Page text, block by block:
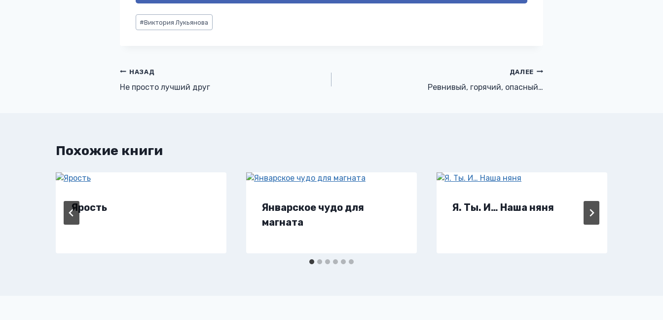
Метки
записи:
#Виктория Лукьянова
Навигация
по
НАЗАД
Не просто лучший друг
ДАЛЕЕ
Ревнивый, горячий, опасный…
Похожие книги
Ярость
Январское чудо для
магната
Я. Ты. И… Наша няня